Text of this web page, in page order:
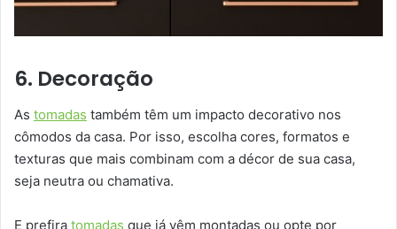
6. Decoração
As tomadas também têm um impacto decorativo nos
cômodos da casa. Por isso, escolha cores, formatos e
texturas que mais combinam com a décor de sua casa,
seja neutra ou chamativa.
E prefira tomadas que já vêm montadas ou opte por